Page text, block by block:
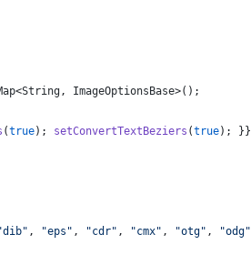
<String, ImageOptionsBase>();
(true); setConvertTextBeziers (true);
, "eps" , "cdr" , "cmx" , "otg" , "odg"